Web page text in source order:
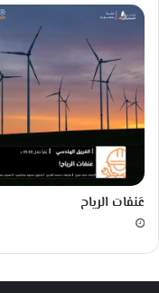
عَنفات الرياح